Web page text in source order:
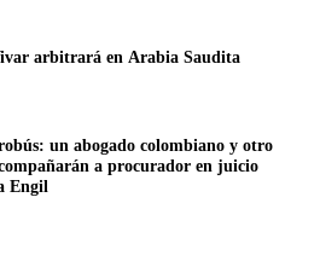
arbitrará en Arabia Saudita
un abogado colombiano y otro
a procurador en juicio
Engil